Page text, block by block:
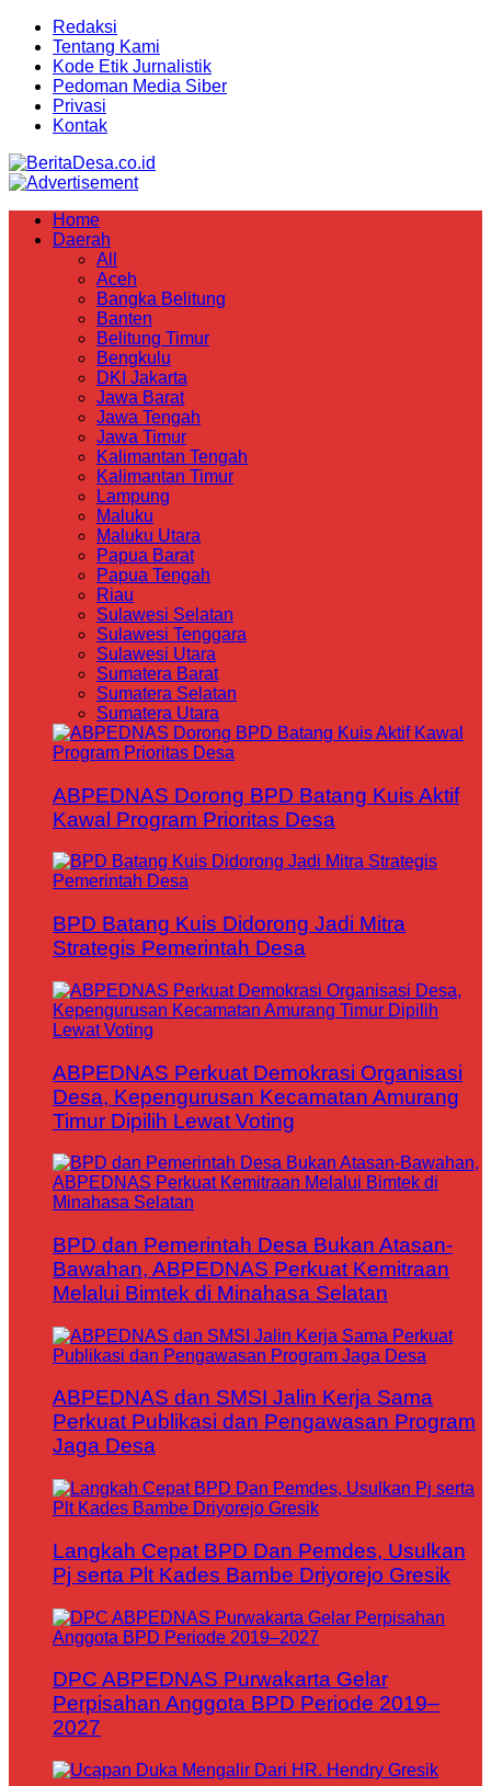
Redaksi
Tentang Kami
Kode Etik Jurnalistik
Pedoman Media Siber
Privasi
Kontak
Home
Daerah
All
Aceh
Bangka Belitung
Banten
Belitung Timur
Bengkulu
DKI Jakarta
Jawa Barat
Jawa Tengah
Jawa Timur
Kalimantan Tengah
Kalimantan Timur
Lampung
Maluku
Maluku Utara
Papua Barat
Papua Tengah
Riau
Sulawesi Selatan
Sulawesi Tenggara
Sulawesi Utara
Sumatera Barat
Sumatera Selatan
Sumatera Utara
ABPEDNAS Dorong BPD Batang Kuis Aktif
Kawal Program Prioritas Desa
BPD Batang Kuis Didorong Jadi Mitra
Strategis Pemerintah Desa
ABPEDNAS Perkuat Demokrasi Organisasi
Desa, Kepengurusan Kecamatan Amurang
Timur Dipilih Lewat Voting
BPD dan Pemerintah Desa Bukan Atasan-
Bawahan, ABPEDNAS Perkuat Kemitraan
Melalui Bimtek di Minahasa Selatan
ABPEDNAS dan SMSI Jalin Kerja Sama
Perkuat Publikasi dan Pengawasan Program
Jaga Desa
Langkah Cepat BPD Dan Pemdes, Usulkan
Pj serta Plt Kades Bambe Driyorejo Gresik
DPC ABPEDNAS Purwakarta Gelar
Perpisahan Anggota BPD Periode 2019–
2027